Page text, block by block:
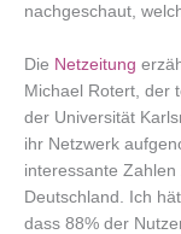
nachgeschaut,
Die Netzeitung
Michael Rotert, der
der Universität
ihr Netzwerk
interessante
Deutschland. Ich
dass 88% der